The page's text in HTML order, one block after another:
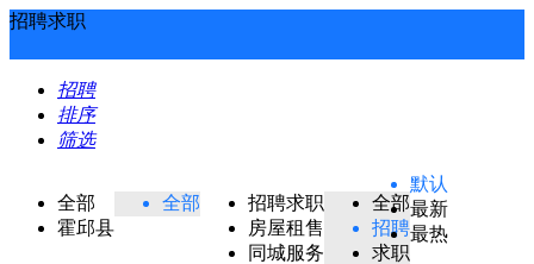
招聘求职
招聘
排序
筛选
全部
霍邱县
全部
招聘求职
房屋租售
同城服务
全部
招聘
求职
默认
最新
最热